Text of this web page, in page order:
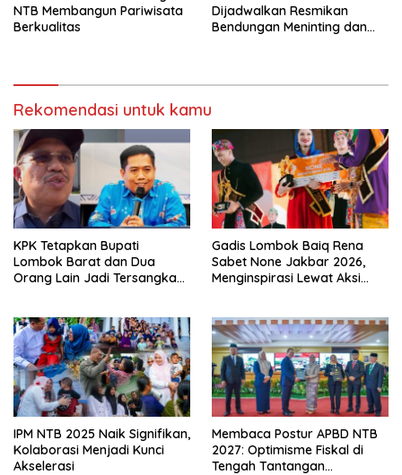
NTB Membangun Pariwisata
Berkualitas
Dijadwalkan Resmikan
Bendungan Meninting dan
Rekomendasi untuk kamu
KPK Tetapkan Bupati
Lombok Barat dan Dua
Orang Lain Jadi Tersangka
Gadis Lombok Baiq Rena
Sabet None Jakbar 2026,
Menginspirasi Lewat Aksi
IPM NTB 2025 Naik Signifikan,
Kolaborasi Menjadi Kunci
Akselerasi
Membaca Postur APBD NTB
2027: Optimisme Fiskal di
Tengah Tantangan